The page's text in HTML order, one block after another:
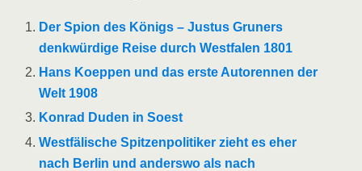
Der Spion des Königs – Justus Gruners
denkwürdige Reise durch Westfalen 1801
Hans Koeppen und das erste Autorennen der
Welt 1908
Konrad Duden in Soest
Westfälische Spitzenpolitiker zieht es eher
nach Berlin und anderswo als nach